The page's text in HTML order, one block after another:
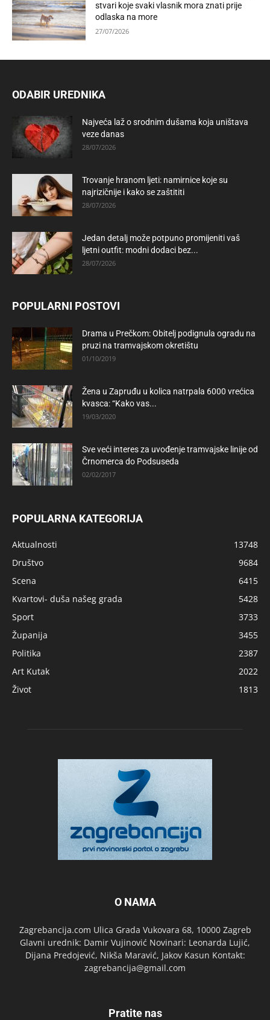
stvari koje svaki vlasnik mora znati prije
odlaska na more
27/07/2026
ODABIR UREDNIKA
Najveća laž o srodnim dušama koja uništava
veze danas
28/07/2026
Trovanje hranom ljeti: namirnice koje su
najrizičnije i kako se zaštititi
28/07/2026
Jedan detalj može potpuno promijeniti vaš
ljetni outfit: modni dodaci bez...
28/07/2026
POPULARNI POSTOVI
Drama u Prečkom: Obitelj podignula ogradu na
pruzi na tramvajskom okretištu
01/10/2019
Žena u Zapruđu u kolica natrpala 6000 vrećica
kvasca: “Kako vas...
19/03/2020
Sve veći interes za uvođenje tramvajske linije od
Črnomerca do Podsuseda
02/02/2017
POPULARNA KATEGORIJA
Aktualnosti
13748
Društvo
9684
Scena
6415
Kvartovi- duša našeg grada
5428
Sport
3733
Županija
3455
Politika
2387
Art Kutak
2022
Život
1813
O NAMA
Zagrebancija.com Ulica Grada Vukovara 68, 10000 Zagreb
Glavni urednik: Damir Vujinović Novinari: Leonarda Lujić,
Dijana Predojević, Nikša Maravić, Jakov Kasun Kontakt:
zagrebancija@gmail.com
Pratite nas